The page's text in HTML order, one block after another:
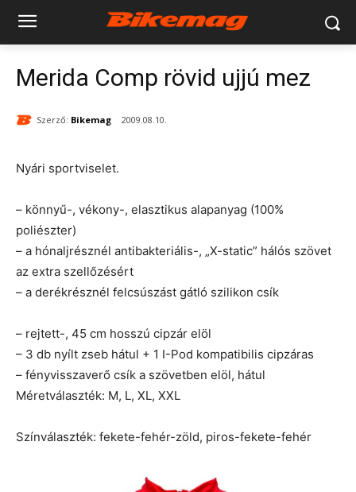
Merida Comp rövid ujjú mez
Szerző: Bikemag 2009.08.10.
Nyári sportviselet.
– könnyű-, vékony-, elasztikus alapanyag (100%
poliészter)
– a hónaljrésznél antibakteriális-, „X-static” hálós szövet
az extra szellőzésért
– a derékrésznél felcsúszást gátló szilikon csík
– rejtett-, 45 cm hosszú cipzár elöl
– 3 db nyílt zseb hátul + 1 I-Pod kompatibilis cipzáras
– fényvisszaverő csík a szövetben elöl, hátul
Méretválaszték: M, L, XL, XXL
Színválaszték: fekete-fehér-zöld, piros-fekete-fehér